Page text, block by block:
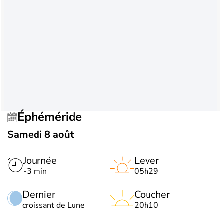
Éphéméride
Samedi 8 août
Journée
-3 min
Dernier
croissant de Lune
Lever
05h29
Coucher
20h10